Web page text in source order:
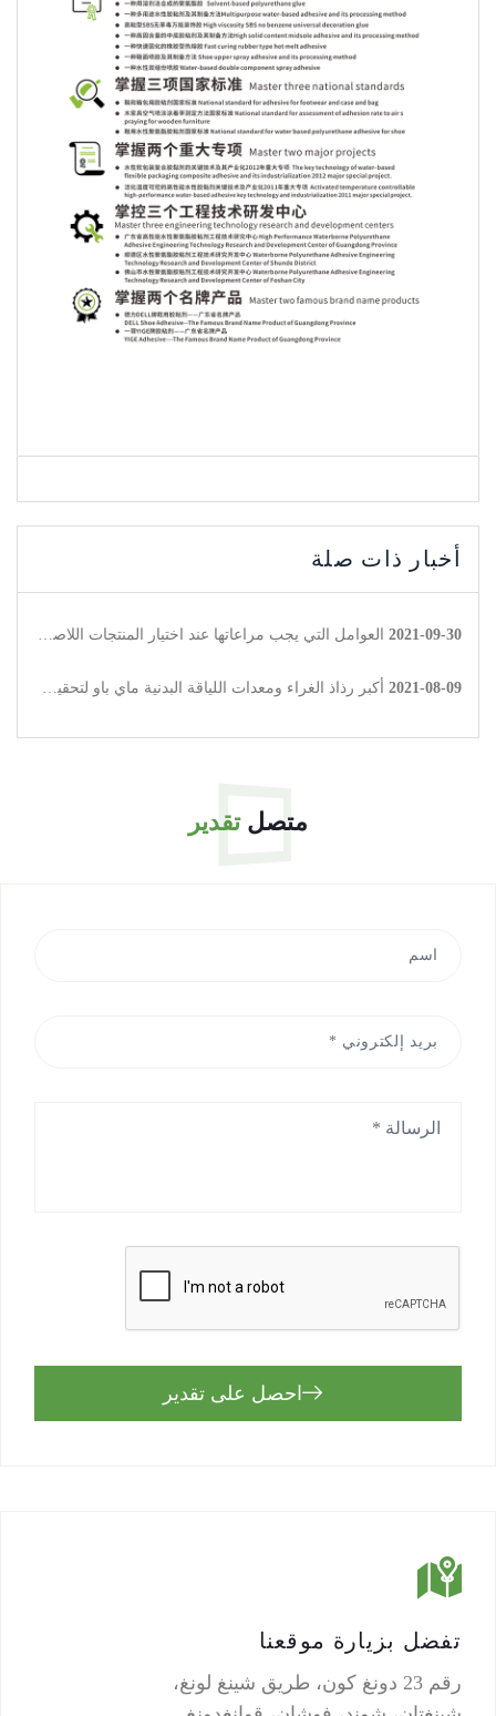
أخبار ذات صلة
2021-09-30 العوامل التي يجب مراعاتها عند اختيار المنتجات اللاصقة المذوبة بالحرارة
2021-08-09 أكبر رذاذ الغراء ومعدات اللياقة البدنية ماي باو لتحقيق التعاون الاستراتيجي.
متصلتقدير
احصل على تقدير
تفضل بزيارة موقعنا
رقم 23 دونغ كون، طريق شينغ لونغ،